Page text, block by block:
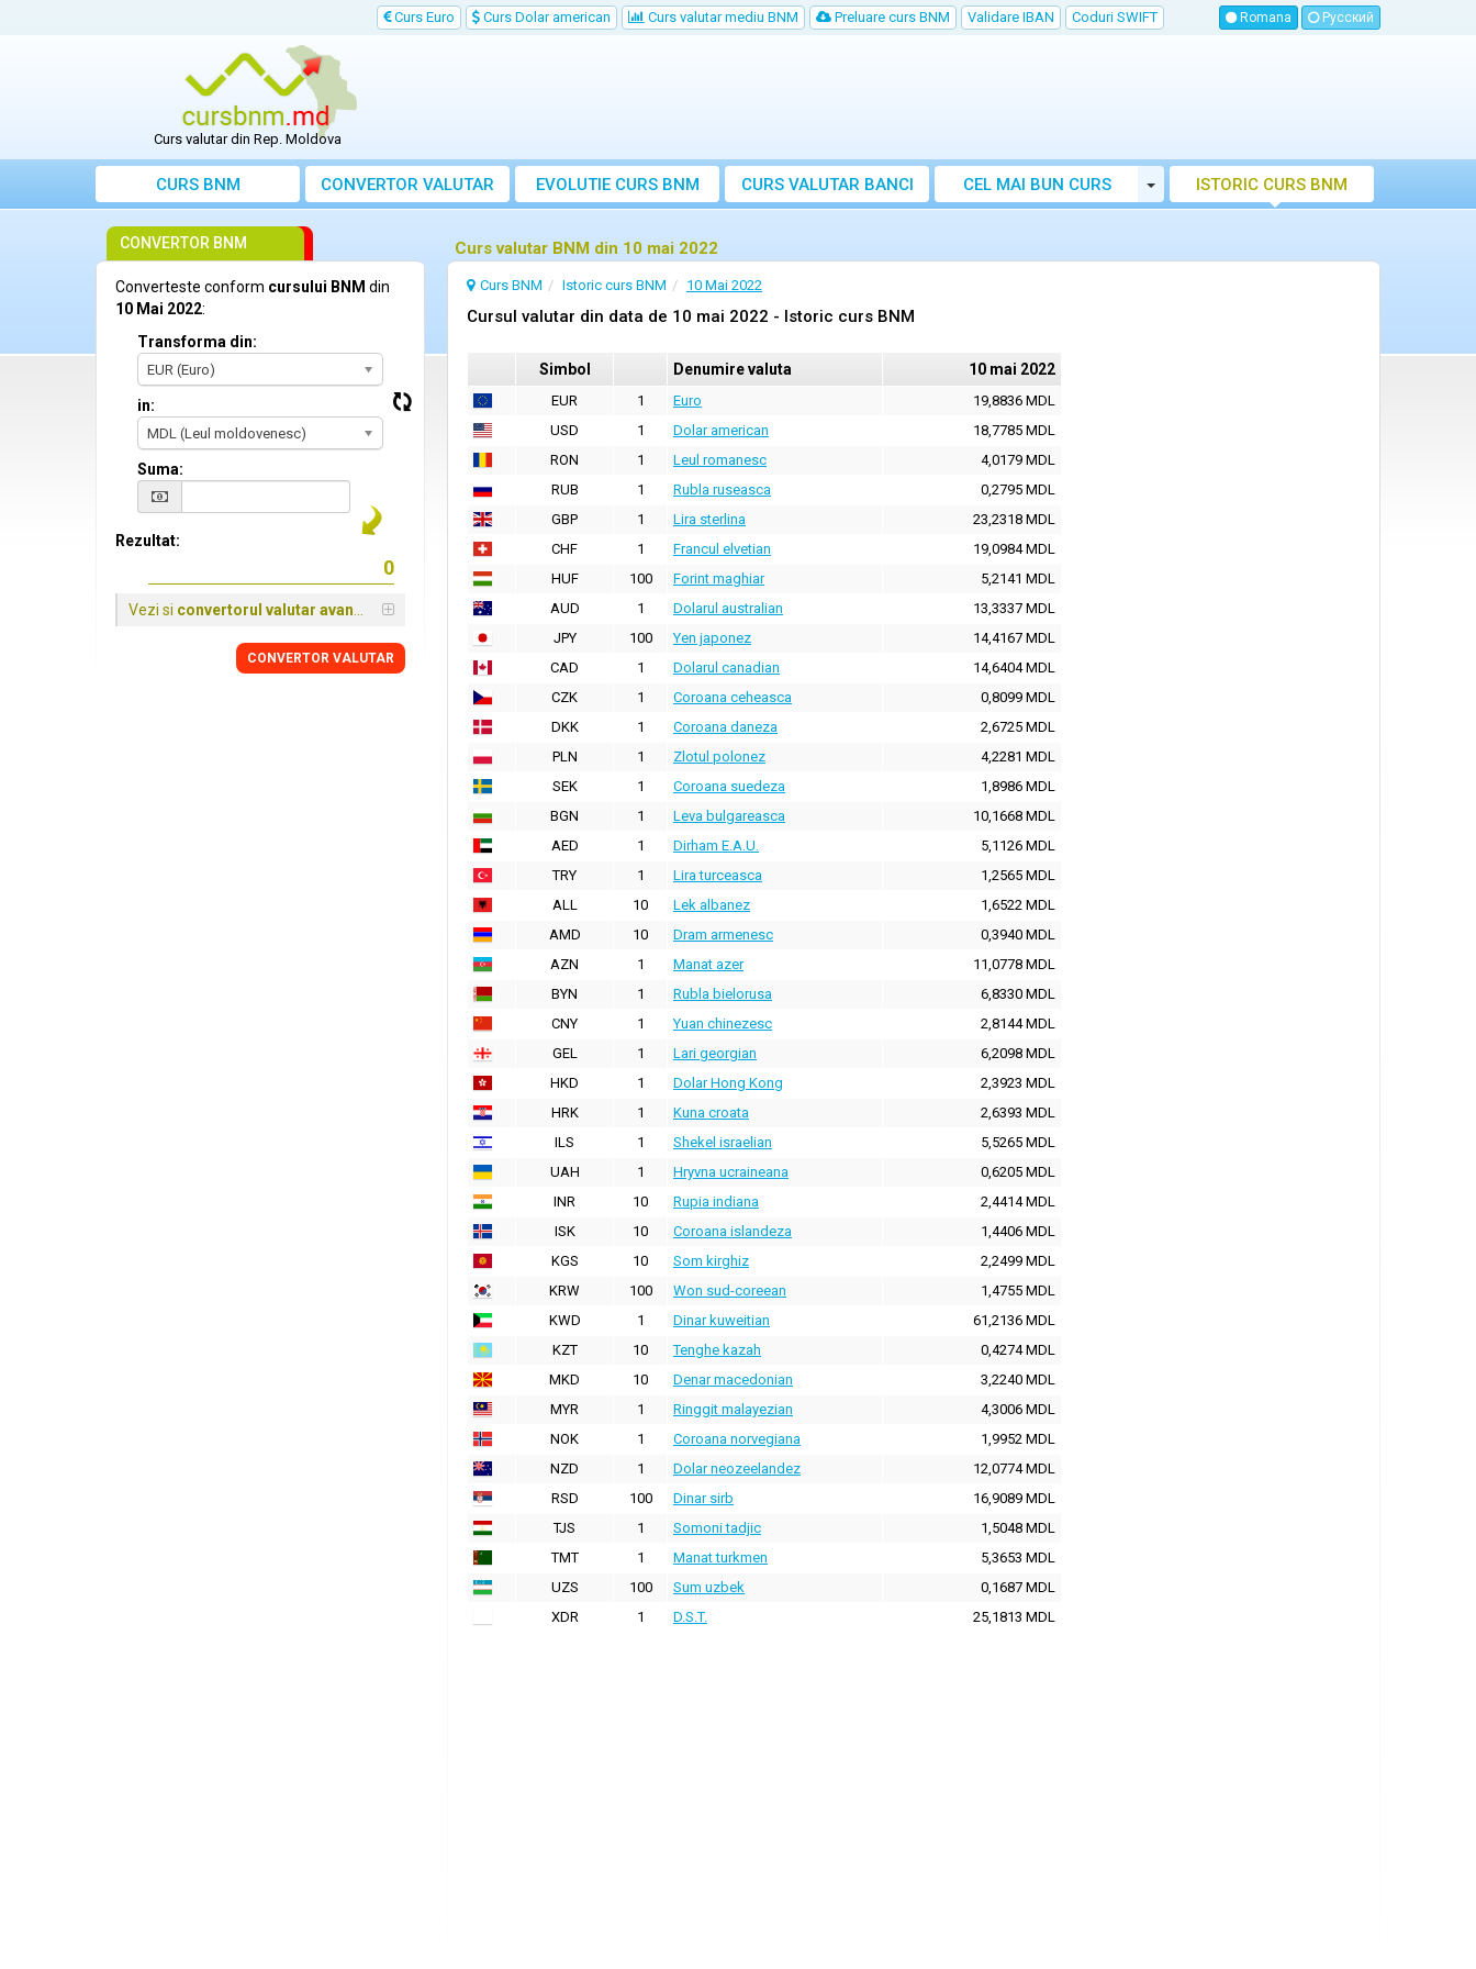
Curs Euro Curs Dolar american Curs valutar mediu BNM Preluare curs BNM Validare IBAN Coduri SWIFT Romana Русский
Curs valutar din Rep. Moldova
CURS BNM CONVERTOR VALUTAR EVOLUTIE CURS BNM CURS VALUTAR BANCI
CEL MAI BUN CURS
VALUTAR MOLDOVA
Toggle Dropdown
ISTORIC CURS BNM
Curs valutar BNM din 10 mai 2022
Curs BNM Istoric curs BNM 10 Mai 2022
Cursul valutar din data de 10 mai 2022 - Istoric curs BNM
Simbol Denumire valuta 10 mai 2022
EUR 1 Euro
19,8836 MDL
USD
1 Dolar american
18,7785 MDL
RON
1 Leul romanesc
4,0179 MDL
RUB
1 Rubla ruseasca
0,2795 MDL
GBP
1 Lira sterlina
23,2318 MDL
CHF
1 Francul elvetian
19,0984 MDL
HUF
100 Forint maghiar
5,2141 MDL
AUD
1 Dolarul australian
13,3337 MDL
JPY
100 Yen japonez
14,4167 MDL
CAD
1 Dolarul canadian
14,6404 MDL
CZK
1 Coroana ceheasca
0,8099 MDL
DKK
1 Coroana daneza
2,6725 MDL
PLN
1 Zlotul polonez
4,2281 MDL
SEK
1 Coroana suedeza
1,8986 MDL
BGN
1 Leva bulgareasca
10,1668 MDL
AED
1 Dirham E.A.U.
5,1126 MDL
TRY
1 Lira turceasca
1,2565 MDL
ALL
10 Lek albanez
1,6522 MDL
AMD
10 Dram armenesc
0,3940 MDL
AZN
1 Manat azer
11,0778 MDL
BYN
1 Rubla bielorusa
6,8330 MDL
CNY
1 Yuan chinezesc
2,8144 MDL
GEL
1 Lari georgian
6,2098 MDL
HKD
1 Dolar Hong Kong
2,3923 MDL
HRK
1 Kuna croata
2,6393 MDL
ILS
1 Shekel israelian
5,5265 MDL
UAH
1 Hryvna ucraineana
0,6205 MDL
INR
10 Rupia indiana
2,4414 MDL
ISK
10 Coroana islandeza
1,4406 MDL
KGS
10 Som kirghiz
2,2499 MDL
KRW
100 Won sud-coreean
1,4755 MDL
KWD
1 Dinar kuweitian
61,2136 MDL
KZT
10 Tenghe kazah
0,4274 MDL
MKD
10 Denar macedonian
3,2240 MDL
MYR
1 Ringgit malayezian
4,3006 MDL
NOK
1 Coroana norvegiana
1,9952 MDL
NZD
1 Dolar neozeelandez
12,0774 MDL
RSD
100 Dinar sirb
16,9089 MDL
TJS
1 Somoni tadjic
1,5048 MDL
TMT
1 Manat turkmen
5,3653 MDL
UZS
100 Sum uzbek
0,1687 MDL
XDR
1 D.S.T. 25,1813 MDL
CONVERTOR BNM
Converteste conform cursului BNM din
10 Mai 2022:
Transforma din:
EUR (Euro)
in:
MDL (Leul moldovenesc)
Suma:
Rezultat:
Vezi si convertorul valutar avansat
CONVERTOR VALUTAR